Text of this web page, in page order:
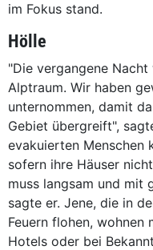
im Fokus stand.
Hölle
"Die vergangene
Alptraum. Wir haben
unternommen, damit
Gebiet übergreift",
evakuierten Menschen
sofern ihre Häuser
muss langsam und mit
sagte er. Jene, die in
Feuern flohen, wohnen
Hotels oder bei